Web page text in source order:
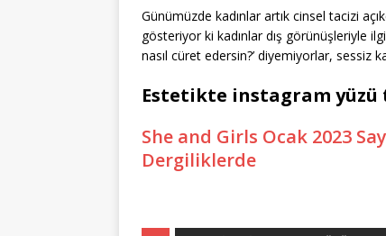
Günümüzde kadınlar artık cinsel tacizi
gösteriyor ki kadınlar dış görünüşleriyle
nasıl cüret edersin?’ diyemiyorlar, sessiz
Estetikte instagram yüzü
She and Girls Ocak 2023
Dergiliklerde